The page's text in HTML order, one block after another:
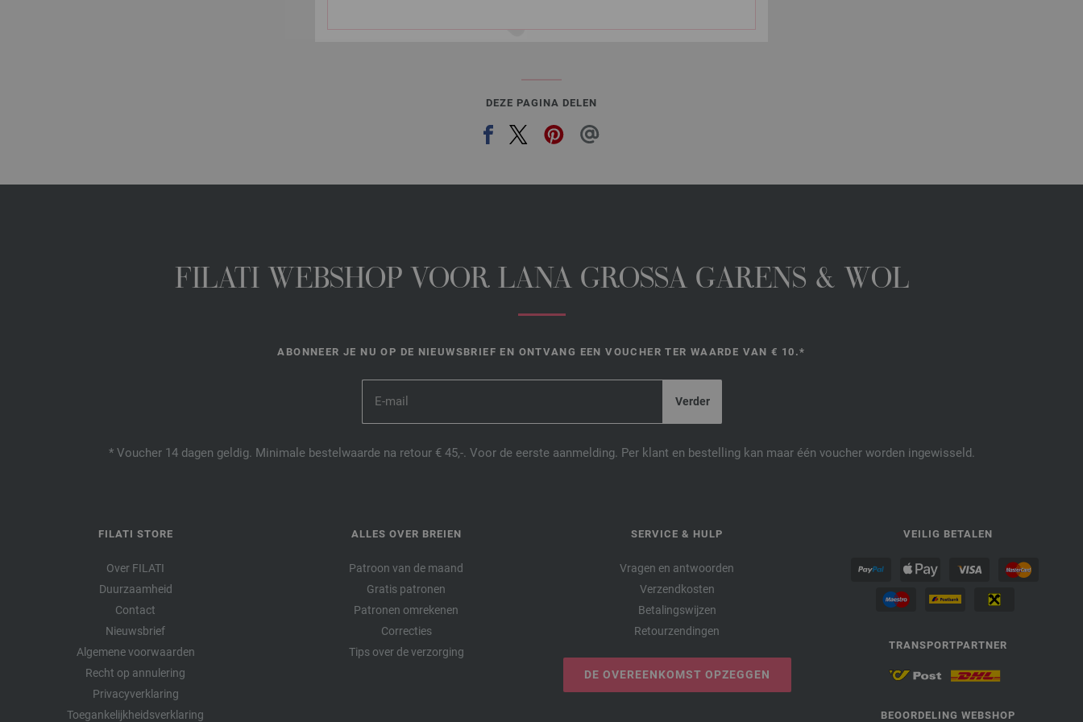
DEZE PAGINA DELEN
FILATI WEBSHOP VOOR LANA GROSSA GARENS & WOL
ABONNEER JE NU OP DE NIEUWSBRIEF EN ONTVANG EEN VOUCHER TER WAARDE VAN € 10.*
* Voucher 14 dagen geldig. Minimale bestelwaarde na retour € 45,-. Voor de eerste aanmelding. Per klant en bestelling kan maar één voucher worden ingewisseld.
FILATI STORE
Over FILATI
Duurzaamheid
Contact
Nieuwsbrief
Algemene voorwaarden
Recht op annulering
Privacyverklaring
Toegankelijkheidsverklaring
ALLES OVER BREIEN
Patroon van de maand
Gratis patronen
Patronen omrekenen
Correcties
Tips over de verzorging
SERVICE & HULP
Vragen en antwoorden
Verzendkosten
Betalingswijzen
Retourzendingen
DE OVEREENKOMST OPZEGGEN
VEILIG BETALEN
TRANSPORTPARTNER
BEOORDELING WEBSHOP